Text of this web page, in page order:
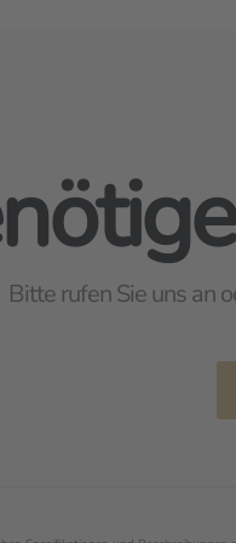
Bitte rufen Sie uns an